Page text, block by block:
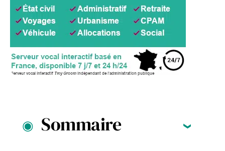
Sommaire